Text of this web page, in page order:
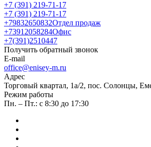
+7 (391) 219-71-17
+7 (391) 219-71-17
+79832650832Отдел продаж
+73912058284Офис
+7(391)2510447
Получить обратный звонок
E-mail
office@enisey-m.ru
Адрес
​Торговый квартал, 1а/2, пос. Солонцы,
Режим работы
Пн. – Пт.: с 8:30 до 17:30